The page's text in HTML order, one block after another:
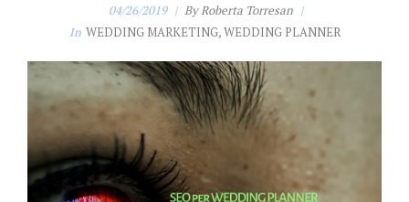
04/26/2019 ByRoberta Torresan
In WEDDING MARKETING,WEDDING PLANNER